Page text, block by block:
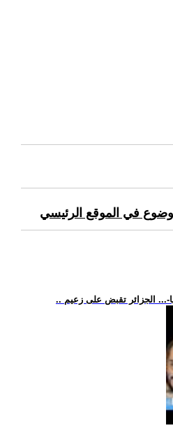
في الموقع الرئيسي
... الجزائر تقبض على زعيم